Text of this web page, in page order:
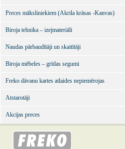
Preces māksliniekiem (Akrila krāsas -Kanvas)
Biroja tehnika – izejmateriāli
Naudas pārbaudītāji un skaitītāji
Biroja mēbeles – grīdas segumi
Freko dāvanu kartes atlaides nepiemērojas
Atstarotāji
Akcijas preces